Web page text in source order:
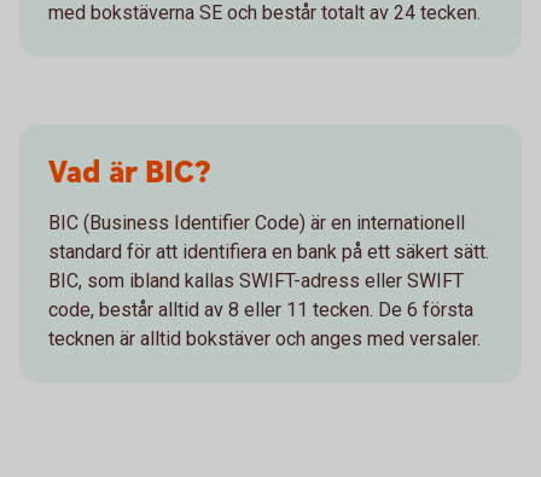
med bokstäverna SE och består totalt av 24 tecken.
Vad är BIC?
BIC (Business Identifier Code) är en internationell
standard för att identifiera en bank på ett säkert sätt.
BIC, som ibland kallas SWIFT-adress eller SWIFT
code, består alltid av 8 eller 11 tecken. De 6 första
tecknen är alltid bokstäver och anges med versaler.